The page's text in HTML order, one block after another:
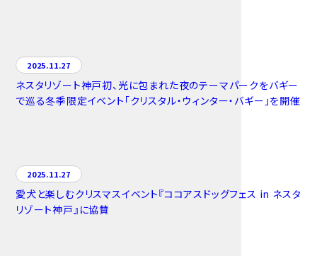
2025.11.27
ネスタリゾート神戸初、光に包まれた夜のテーマパークをバギー
で巡る冬季限定イベント「クリスタル・ウィンター・バギー」を開催
2025.11.27
愛犬と楽しむクリスマスイベント『ココアスドッグフェス in ネスタ
リゾート神戸』に協賛